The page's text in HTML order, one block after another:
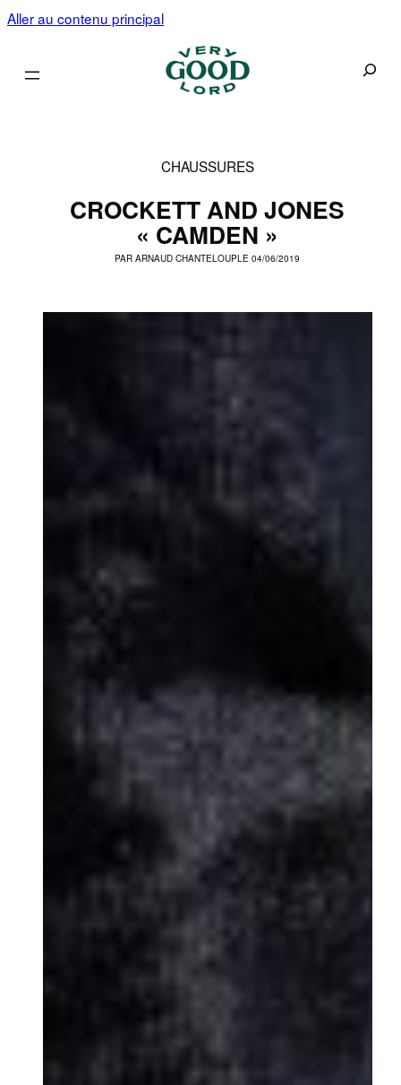
Aller au contenu principal
CHAUSSURES
CROCKETT AND JONES
« CAMDEN »
PARARNAUD CHANTELOUPLE 04/06/2019